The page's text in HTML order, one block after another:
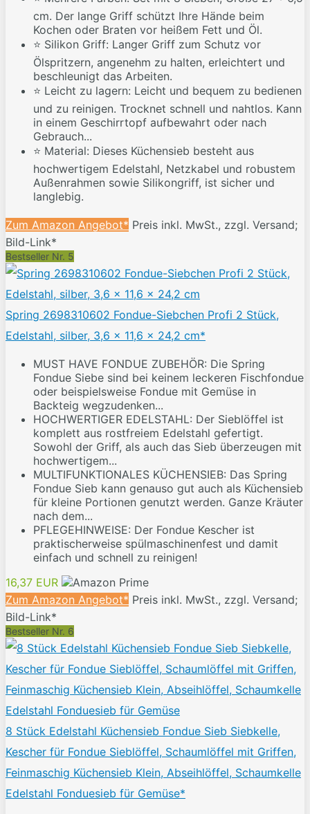
cm. Der lange Griff schützt Ihre Hände beim
Kochen oder Braten vor heißem Fett und Öl.
⭐ Silikon Griff: Langer Griff zum Schutz vor
Ölspritzern, angenehm zu halten, erleichtert und
beschleunigt das Arbeiten.
⭐ Leicht zu lagern: Leicht und bequem zu bedienen
und zu reinigen. Trocknet schnell und nahtlos. Kann
in einem Geschirrtopf aufbewahrt oder nach
Gebrauch...
⭐ Material: Dieses Küchensieb besteht aus
hochwertigem Edelstahl, Netzkabel und robustem
Außenrahmen sowie Silikongriff, ist sicher und
langlebig.
Zum Amazon Angebot* Preis inkl. MwSt., zzgl. Versand;
Bild-Link*
Bestseller Nr. 5
Spring 2698310602 Fondue-Siebchen Profi 2 Stück,
Edelstahl, silber, 3,6 x 11,6 x 24,2 cm*
MUST HAVE FONDUE ZUBEHÖR: Die Spring
Fondue Siebe sind bei keinem leckeren Fischfondue
oder beispielsweise Fondue mit Gemüse in
Backteig wegzudenken...
HOCHWERTIGER EDELSTAHL: Der Sieblöffel ist
komplett aus rostfreiem Edelstahl gefertigt.
Sowohl der Griff, als auch das Sieb überzeugen mit
hochwertigem...
MULTIFUNKTIONALES KÜCHENSIEB: Das Spring
Fondue Sieb kann genauso gut auch als Küchensieb
für kleine Portionen genutzt werden. Ganze Kräuter
nach dem...
PFLEGEHINWEISE: Der Fondue Kescher ist
praktischerweise spülmaschinenfest und damit
einfach und schnell zu reinigen!
16,37 EUR
Zum Amazon Angebot* Preis inkl. MwSt., zzgl. Versand;
Bild-Link*
Bestseller Nr. 6
8 Stück Edelstahl Küchensieb Fondue Sieb Siebkelle,
Kescher für Fondue Sieblöffel, Schaumlöffel mit Griffen,
Feinmaschig Küchensieb Klein, Abseihlöffel, Schaumkelle
Edelstahl Fonduesieb für Gemüse*